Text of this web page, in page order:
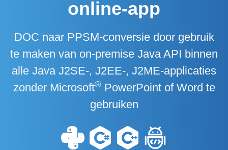
online-app
DOC naar PPSM-conversie door gebruik
te maken van on-premise Java API binnen
alle Java J2SE-, J2EE-, J2ME-applicaties
zonder Microsoft®PowerPoint of Word te
gebruiken